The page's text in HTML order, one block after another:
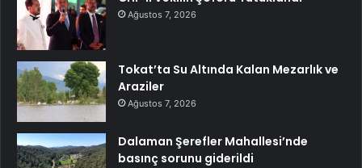
Ağustos 7, 2026
Tokat’ta Su Altında Kalan Mezarlık ve
Araziler
Ağustos 7, 2026
Dalaman Şerefler Mahallesi’nde
basınç sorunu giderildi